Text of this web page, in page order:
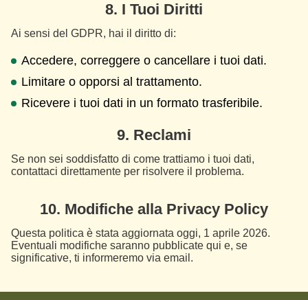
8. I Tuoi Diritti
Ai sensi del GDPR, hai il diritto di:
Accedere, correggere o cancellare i tuoi dati.
Limitare o opporsi al trattamento.
Ricevere i tuoi dati in un formato trasferibile.
9. Reclami
Se non sei soddisfatto di come trattiamo i tuoi dati,
contattaci direttamente per risolvere il problema.
10. Modifiche alla Privacy Policy
Questa politica è stata aggiornata oggi, 1 aprile 2026.
Eventuali modifiche saranno pubblicate qui e, se
significative, ti informeremo via email.